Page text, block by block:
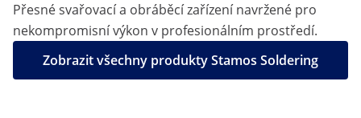
Přesné svařovací a obráběcí zařízení navržené pro
nekompromisní výkon v profesionálním prostředí.
Zobrazit všechny produkty Stamos Soldering